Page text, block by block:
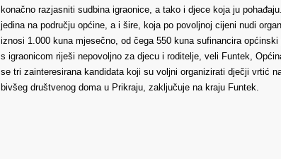
konačno razjasniti sudbina igraonice, a tako i djece koja ju
jedina na području općine, a i šire, koja po povoljnoj cijeni nudi
iznosi 1.000 kuna mjesečno, od čega 550 kuna sufinancira
s igraonicom riješi nepovoljno za djecu i roditelje, veli Funtek,
se tri zainteresirana kandidata koji su voljni organizirati dječji vrtić
bivšeg društvenog doma u Prikraju, zaključuje na kraju Funtek.